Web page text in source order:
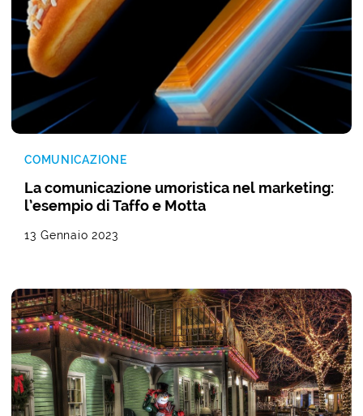
COMUNICAZIONE
La comunicazione umoristica nel marketing:
l’esempio di Taffo e Motta
13 Gennaio 2023